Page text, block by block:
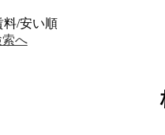
料/安い順
索へ